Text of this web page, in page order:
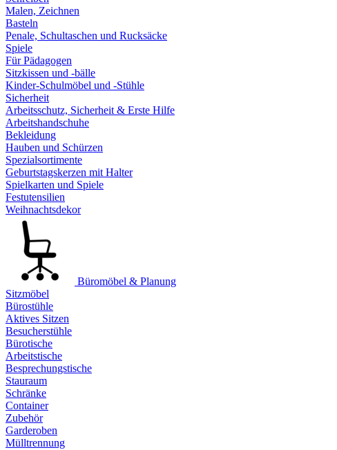
Malen, Zeichnen
Basteln
Penale, Schultaschen und Rucksäcke
Spiele
Für Pädagogen
Sitzkissen und -bälle
Kinder-Schulmöbel und -Stühle
Sicherheit
Arbeitsschutz, Sicherheit & Erste Hilfe
Arbeitshandschuhe
Bekleidung
Hauben und Schürzen
Spezialsortimente
Geburtstagskerzen mit Halter
Spielkarten und Spiele
Festutensilien
Weihnachtsdekor
Büromöbel & Planung
Sitzmöbel
Bürostühle
Aktives Sitzen
Besucherstühle
Bürotische
Arbeitstische
Besprechungstische
Stauraum
Schränke
Container
Zubehör
Garderoben
Mülltrennung